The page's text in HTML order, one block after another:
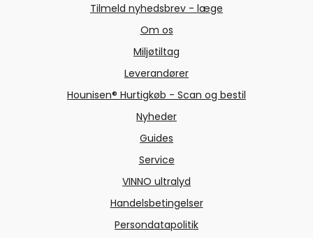
Tilmeld nyhedsbrev - læge
Om os
Miljøtiltag
Leverandører
Hounisen® Hurtigkøb - Scan og bestil
Nyheder
Guides
Service
VINNO ultralyd
Handelsbetingelser
Persondatapolitik